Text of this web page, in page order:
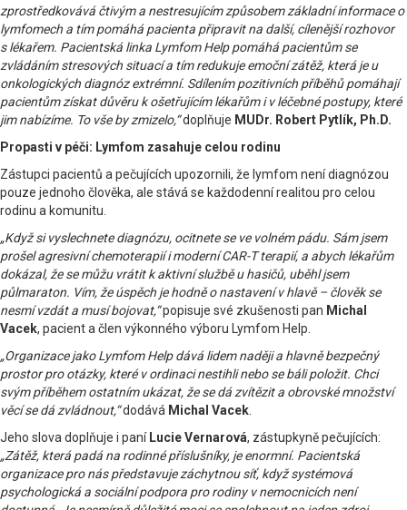
zprostředkovává čtivým a nestresujícím způsobem základní informace o
lymfomech a tím pomáhá pacienta připravit na další, cílenější rozhovor
s lékařem. Pacientská linka Lymfom Help pomáhá pacientům se
zvládáním stresových situací a tím redukuje emoční zátěž, která je u
onkologických diagnóz extrémní. Sdílením pozitivních příběhů pomáhají
pacientům získat důvěru k ošetřujícím lékařům i v léčebné postupy, které
jim nabízíme. To vše by zmizelo,“doplňuje MUDr. Robert Pytlík, Ph.D.
Propasti v péči: Lymfom zasahuje celou rodinu
Zástupci pacientů a pečujících upozornili, že lymfom není diagnózou
pouze jednoho člověka, ale stává se každodenní realitou pro celou
rodinu a komunitu.
„Když si vyslechnete diagnózu, ocitnete se ve volném pádu. Sám jsem
prošel agresivní chemoterapií i moderní CAR-T terapií, a abych lékařům
dokázal, že se můžu vrátit k aktivní službě u hasičů, uběhl jsem
půlmaraton. Vím, že úspěch je hodně o nastavení v hlavě – člověk se
nesmí vzdát a musí bojovat,“popisuje své zkušenosti pan Michal
Vacek, pacient a člen výkonného výboru Lymfom Help.
„Organizace jako Lymfom Help dává lidem naději a hlavně bezpečný
prostor pro otázky, které v ordinaci nestihli nebo se báli položit. Chci
svým příběhem ostatním ukázat, že se dá zvítězit a obrovské množství
věcí se dá zvládnout,“dodává Michal Vacek
Jeho slova doplňuje i paníLucie Vernarová, zástupkyně pečujících:
„Zátěž, která padá na rodinné příslušníky, je enormní. Pacientská
organizace pro nás představuje záchytnou síť, když systémová
psychologická a sociální podpora pro rodiny v nemocnicích není